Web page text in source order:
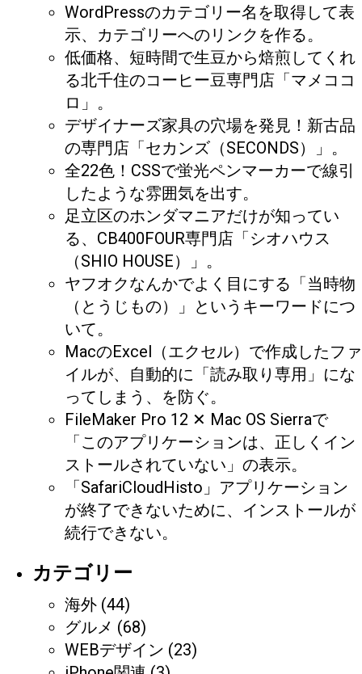
WordPressのカテゴリー名を取得して表
示、カテゴリーへのリンクを作る。
低価格、短時間で生豆から焙煎してくれ
る北千住のコーヒー豆専門店「マメココ
ロ」。
デザイナーズ家具の穴場を発見！新古品
の専門店「セカンズ（SECONDS）」。
全22色！CSSで蛍光ペンマーカーで線引
したような雰囲気を出す。
足立区のホンダマニアだけが知ってい
る、CB400FOUR専門店「シオハウス
（SHIO HOUSE）」。
ヤフオクなんかでよく目にする「当時物
（とうじもの）」というキーワードにつ
いて。
MacのExcel（エクセル）で作成したファ
イルが、自動的に「読み取り専用」にな
ってしまう、を防ぐ。
FileMaker Pro 12 ✕ Mac OS Sierraで
「このアプリケーションは、正しくイン
ストールされていない」の表示。
「SafariCloudHisto」アプリケーション
が終了できないために、インストールが
続行できない。
カテゴリー
海外 (44)
グルメ (68)
WEBデザイン (23)